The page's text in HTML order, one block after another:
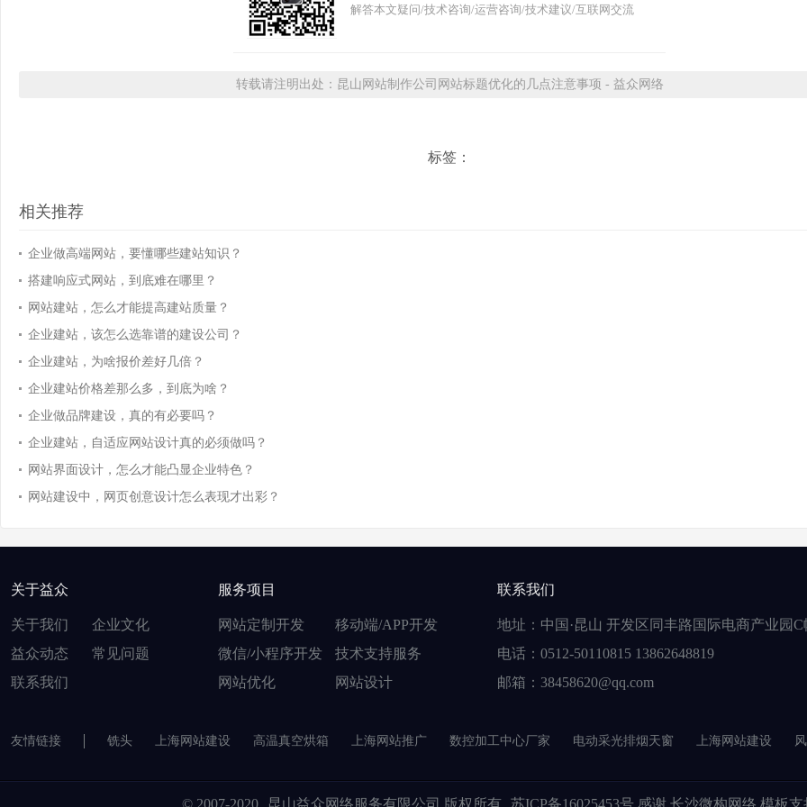
解答本文疑问/技术咨询/运营咨询/技术建议/互联网交流
转载请注明出处：昆山网站制作公司网站标题优化的几点注意事项 - 益众网络
标签：
相关推荐
企业做高端网站，要懂哪些建站知识？
搭建响应式网站，到底难在哪里？
网站建站，怎么才能提高建站质量？
企业建站，该怎么选靠谱的建设公司？
企业建站，为啥报价差好几倍？
企业建站价格差那么多，到底为啥？
企业做品牌建设，真的有必要吗？
企业建站，自适应网站设计真的必须做吗？
网站界面设计，怎么才能凸显企业特色？
网站建设中，网页创意设计怎么表现才出彩？
关于益众
关于我们
企业文化
益众动态
常见问题
联系我们
服务项目
网站定制开发
移动端/APP开发
微信/小程序开发
技术支持服务
网站优化
网站设计
联系我们
地址：中国·昆山 开发区同丰路国际电商产业园C
电话：0512-50110815 13862648819
邮箱：38458620@qq.com
友情链接 铣头 上海网站建设 高温真空烘箱 上海网站推广 数控加工中心厂家 电动采光排烟天窗 上海网站建设
© 2007-2020 昆山益众网络服务有限公司 版权所有 苏ICP备16025453号 感谢 长沙微构网络 模板支